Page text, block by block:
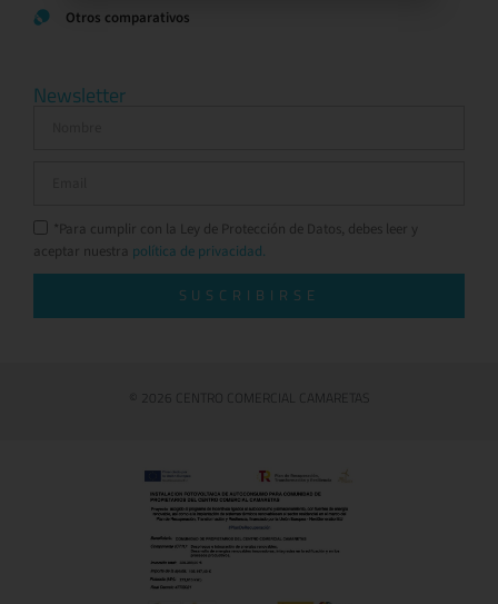
Otros comparativos
Newsletter
*Para cumplir con la Ley de Protección de Datos, debes leer y
aceptar nuestra política de privacidad.
SUSCRIBIRSE
© 2026 CENTRO COMERCIAL CAMARETAS